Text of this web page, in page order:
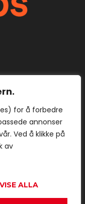
for å forbedre
annonser
Ved å klikke på
av
ALLA
Alle rettigheter